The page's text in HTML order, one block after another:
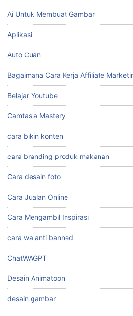
cara bikin konten
cara branding produk makanan
Cara desain foto
Cara Jualan Online
Cara Mengambil Inspirasi
cara wa anti banned
ChatWAGPT
Desain Animatoon
desain gambar
desain logo
download data penjualan barang excel
download template ramadhan
Ebook Whatsapp Marketing
FB Ads Leads Generator
Formula Jualan Online
INtisales